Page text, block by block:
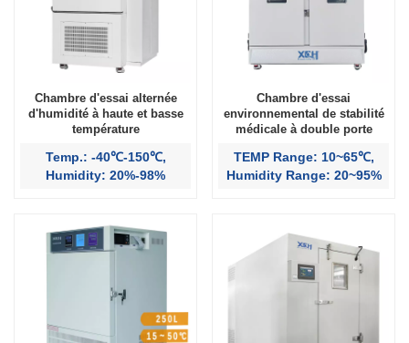
Chambre d'essai alternée
d'humidité à haute et basse
température
Temp.: -40℃-150℃,
Humidity: 20%-98%
Chambre d'essai
environnemental de stabilité
médicale à double porte
TEMP Range: 10~65℃,
Humidity Range: 20~95%